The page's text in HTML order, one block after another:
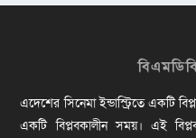
এদেশের সিনেমা ইন্ডাস্ট্রিতে একটি
একটি বিপ্লবকালীন সময়। এই